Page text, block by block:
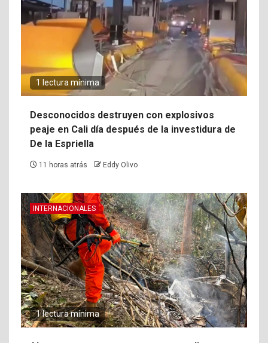
1 lectura mínima
Desconocidos destruyen con explosivos
peaje en Cali día después de la investidura de
De la Espriella
11 horas atrás Eddy Olivo
INTERNACIONALES
1 lectura mínima